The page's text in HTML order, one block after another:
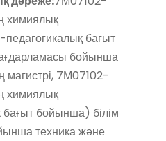
химиялық
бағыт
бойынша
7М07102-
химиялық
бағыт бойынша) білім
техника және